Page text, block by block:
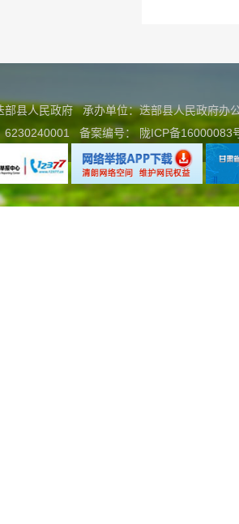
部县人民政府 承办单位：迭部县人民政府
6230240001
备案编号： 陇ICP备16000083